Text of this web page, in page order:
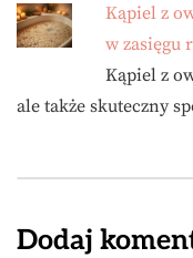
Kąpiel z
w zasięgu
Kąpiel z
ale także skuteczny
Dodaj